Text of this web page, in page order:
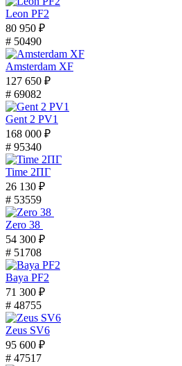
Leon PF2
80 950 ₽
# 50490
Amsterdam XF
127 650 ₽
# 69082
Gent 2 PV1
168 000 ₽
# 95340
Time 2ПГ
26 130 ₽
# 53559
Zero 38
54 300 ₽
# 51708
Baya PF2
71 300 ₽
# 48755
Zeus SV6
95 600 ₽
# 47517